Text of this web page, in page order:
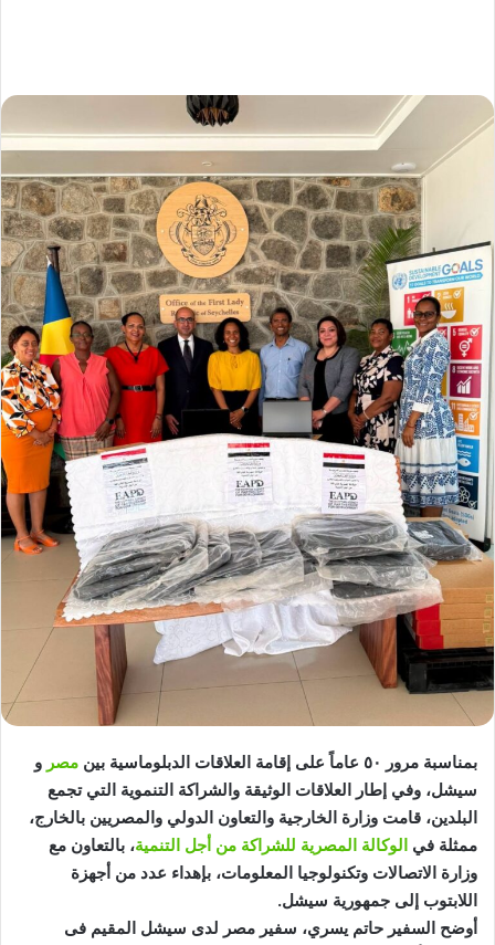
بمناسبة مرور ٥٠ عاماً على إقامة العلاقات الدبلوماسية بين مصر و
سيشل، وفي إطار العلاقات الوثيقة والشراكة التنموية التي تجمع
البلدين، قامت وزارة الخارجية والتعاون الدولي والمصريين بالخارج،
ممثلة في الوكالة المصرية للشراكة من أجل التنمية، بالتعاون مع
وزارة الاتصالات وتكنولوجيا المعلومات، بإهداء عدد من أجهزة
اللابتوب إلى جمهورية سيشل.
أوضح السفير حاتم يسري، سفير مصر لدى سيشل المقيم فى